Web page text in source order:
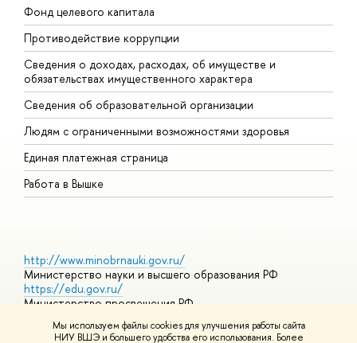
Мы используем файлы cookies для улучшения работы сайта
НИУ ВШЭ и большего удобства его использования. Более
Фонд целевого капитала
Противодействие коррупции
Сведения о доходах, расходах, об имуществе и
обязательствах имущественного характера
Сведения об образовательной организации
Людям с ограниченными возможностями здоровья
Единая платежная страница
Работа в Вышке
http://www.minobrnauki.gov.ru/
Министерство науки и высшего образования РФ
https://edu.gov.ru/
Министерство просвещения РФ
https://elearning.hse.ru/mooc
Массовые открытые онлайн-курсы